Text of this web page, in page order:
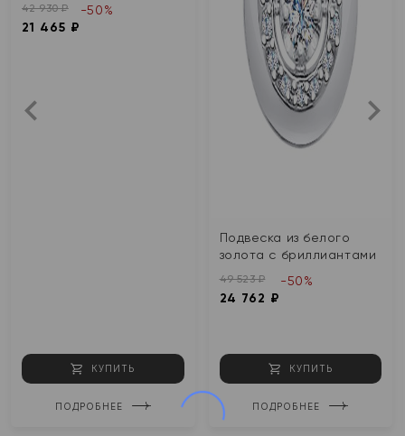
42 930 ₽
21 465 ₽
-50%
КУПИТЬ
ПОДРОБНЕЕ
Подвеска из белого
золота с бриллиантами
49 523 ₽
24 762 ₽
-50%
КУПИТЬ
ПОДРОБНЕЕ